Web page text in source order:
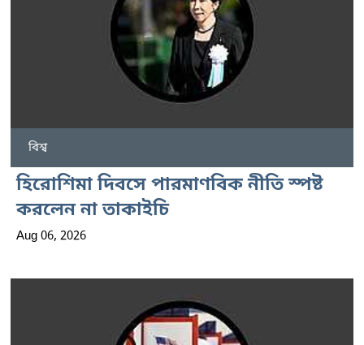
বিশ্ব
হিরোশিমা দিবসে পারমাণবিক নীতি স্পষ্ট
করলেন না তাকাইচি
Aug 06, 2026